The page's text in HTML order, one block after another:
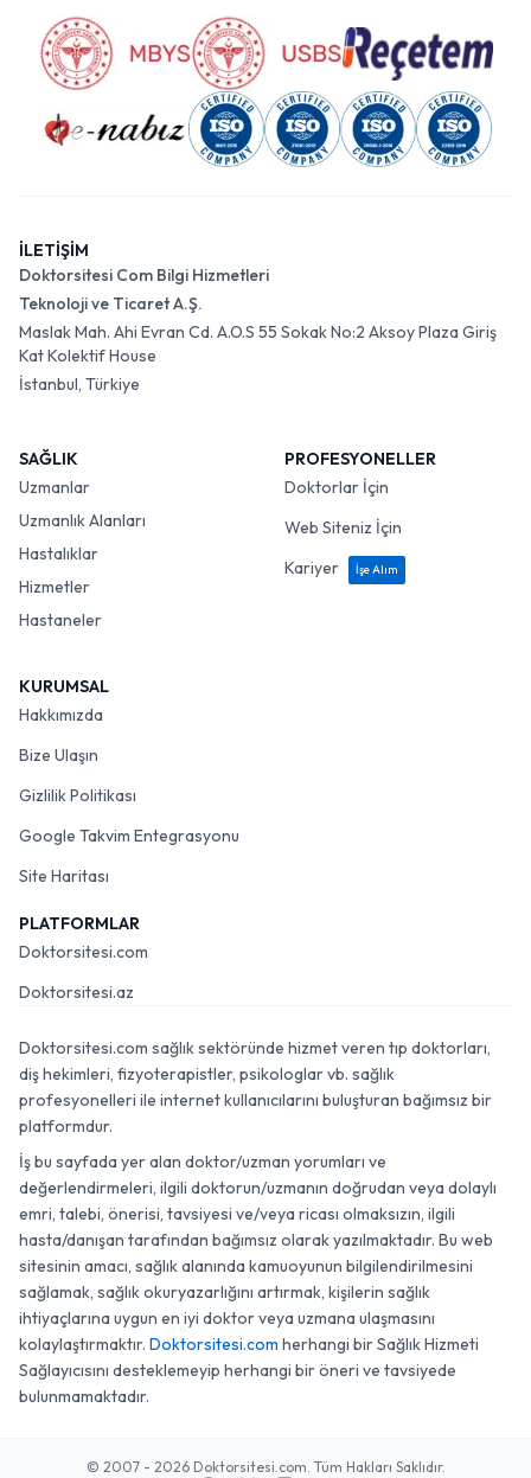
İLETİŞİM
Doktorsitesi Com Bilgi Hizmetleri
Teknoloji ve Ticaret A.Ş.
Maslak Mah. Ahi Evran Cd. A.O.S 55 Sokak No:2 Aksoy Plaza Giriş
Kat Kolektif House
İstanbul, Türkiye
SAĞLIK
Uzmanlar
Uzmanlık Alanları
Hastalıklar
Hizmetler
Hastaneler
PROFESYONELLER
Doktorlar İçin
Web Siteniz İçin
Kariyer
İşe Alım
KURUMSAL
Hakkımızda
Bize Ulaşın
Gizlilik Politikası
Google Takvim Entegrasyonu
Site Haritası
PLATFORMLAR
Doktorsitesi.com
Doktorsitesi.az
Doktorsitesi.com sağlık sektöründe hizmet veren tıp doktorları,
diş hekimleri, fizyoterapistler, psikologlar vb. sağlık
profesyonelleri ile internet kullanıcılarını buluşturan bağımsız bir
platformdur.
İş bu sayfada yer alan doktor/uzman yorumları ve
değerlendirmeleri, ilgili doktorun/uzmanın doğrudan veya dolaylı
emri, talebi, önerisi, tavsiyesi ve/veya ricası olmaksızın, ilgili
hasta/danışan tarafından bağımsız olarak yazılmaktadır. Bu web
sitesinin amacı, sağlık alanında kamuoyunun bilgilendirilmesini
sağlamak, sağlık okuryazarlığını artırmak, kişilerin sağlık
ihtiyaçlarına uygun en iyi doktor veya uzmana ulaşmasını
kolaylaştırmaktır. Doktorsitesi.com herhangi bir Sağlık Hizmeti
Sağlayıcısını desteklemeyip herhangi bir öneri ve tavsiyede
bulunmamaktadır.
© 2007 - 2026 Doktorsitesi.com. Tüm Hakları Saklıdır.